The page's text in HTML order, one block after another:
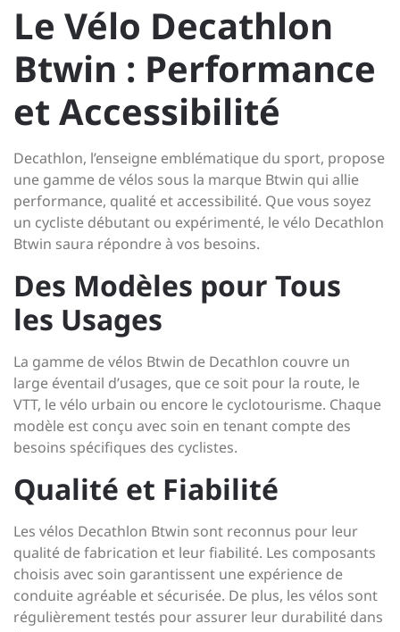
Le Vélo Decathlon
Btwin : Performance
et Accessibilité
Decathlon, l’enseigne emblématique du sport, propose
une gamme de vélos sous la marque Btwin qui allie
performance, qualité et accessibilité. Que vous soyez
un cycliste débutant ou expérimenté, le vélo Decathlon
Btwin saura répondre à vos besoins.
Des Modèles pour Tous
les Usages
La gamme de vélos Btwin de Decathlon couvre un
large éventail d’usages, que ce soit pour la route, le
VTT, le vélo urbain ou encore le cyclotourisme. Chaque
modèle est conçu avec soin en tenant compte des
besoins spécifiques des cyclistes.
Qualité et Fiabilité
Les vélos Decathlon Btwin sont reconnus pour leur
qualité de fabrication et leur fiabilité. Les composants
choisis avec soin garantissent une expérience de
conduite agréable et sécurisée. De plus, les vélos sont
régulièrement testés pour assurer leur durabilité dans